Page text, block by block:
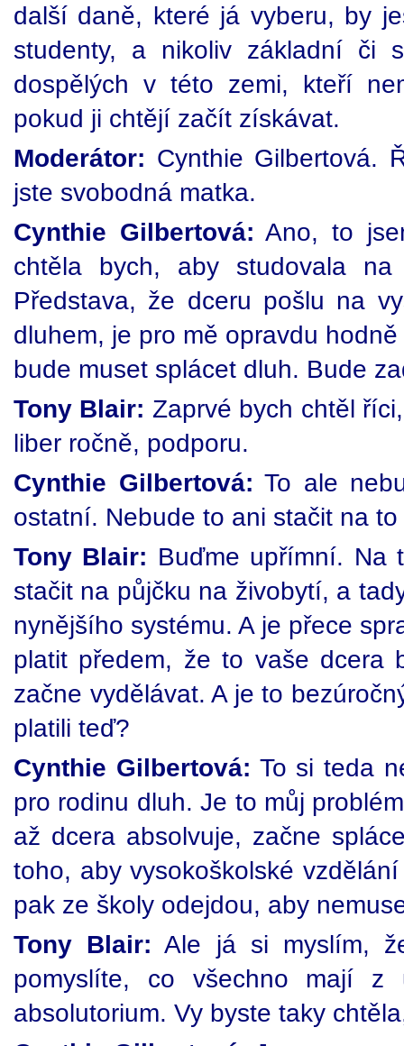
další daně, které já vyberu, by
studenty, a nikoliv základní či
dospělých v této zemi, kteří
pokud ji chtějí začít získávat.
Moderátor: Cynthie Gilbertová.
jste svobodná matka.
Cynthie Gilbertová: Ano, to
chtěla bych, aby studovala
Představa, že dceru pošlu na
dluhem, je pro mě opravdu
bude muset splácet dluh. Bude
Tony Blair: Zaprvé bych chtěl
liber ročně, podporu.
Cynthie Gilbertová: To ale
ostatní. Nebude to ani stačit na
Tony Blair: Buďme upřímní. Na
stačit na půjčku na živobytí, a
nynějšího systému. A je přece
platit předem, že to vaše dcera
začne vydělávat. A je to
platili teď?
Cynthie Gilbertová: To si teda
pro rodinu dluh. Je to můj
až dcera absolvuje, začne
toho, aby vysokoškolské
pak ze školy odejdou, aby
Tony Blair: Ale já si myslím,
pomyslíte, co všechno mají z
absolutorium. Vy byste taky